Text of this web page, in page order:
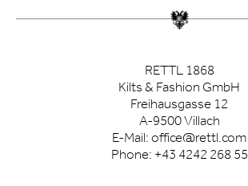
RETTL 1868
Kilts & Fashion GmbH
Freihausgasse 12
A-9500 Villach
E-Mail: office@rettl.com
Phone: +43 4242 268 55